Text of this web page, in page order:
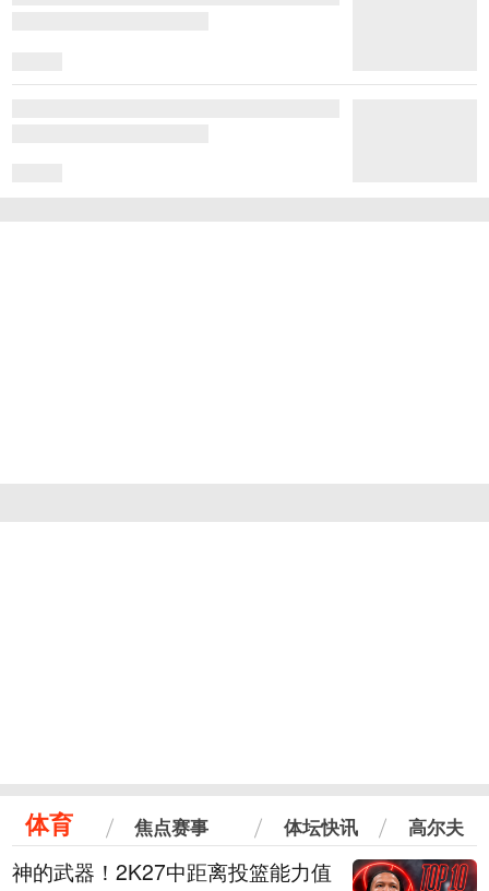
体育 焦点赛事 体坛快讯 高尔夫
神的武器！2K27中距离投篮能力值